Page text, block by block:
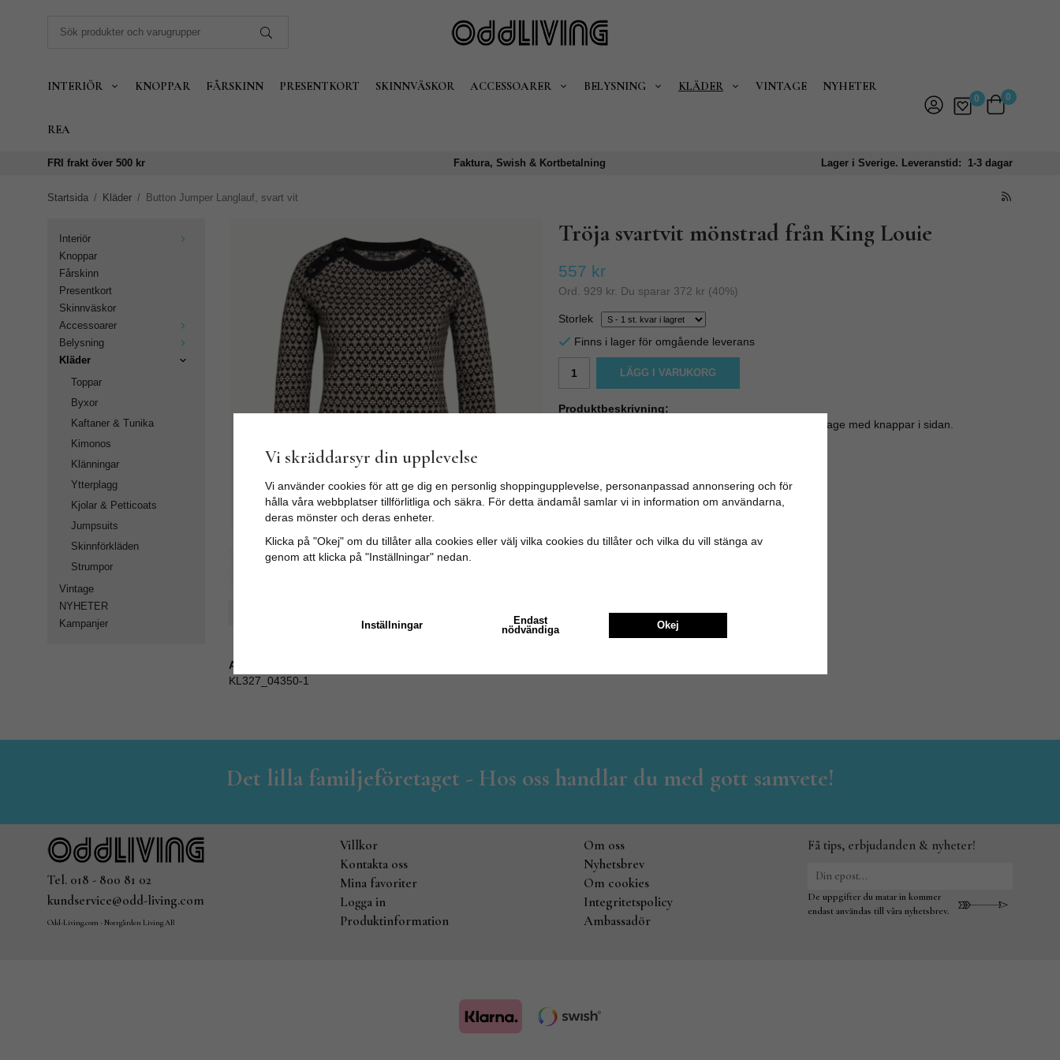
INTERIÖR KNOPPAR FÅRSKINN PRESENTKORT SKINNVÄSKOR ACCESSOARER BELYSNING KLÄDER VINTAGE NYHETER
REA
0 0
FRI frakt över 500 kr Faktura, Swish & Kortbetalning Lager i Sverige. Leveranstid: 1-3 dagar
Startsida / Kläder / Button Jumper Langlauf, svart vit
Interiör
Knoppar
Fårskinn
Presentkort
Skinnväskor
Accessoarer
Belysning
Kläder
Toppar
Byxor
Kaftaner & Tunika
Kimonos
Klänningar
Ytterplagg
Kjolar & Petticoats
Jumpsuits
Skinnförkläden
Strumpor
Vintage
NYHETER
Kampanjer
Tröja svartvit mönstrad från King Louie
557 kr
Ord. 929 kr. Du sparar 372 kr (40%)
Storlek
Finns i lager för omgående leverans
LÄGG I VARUKORG
Produktbeskrivning:
En skön stretchig jumper med rejält tyg. Fin rundad krage med knappar i sidan.
Färg: Svart vit mönstrad
Artikelnummer:
KL327_04350-1
Det lilla familjeföretaget - Hos oss handlar du med gott samvete!
Tel. 018 - 800 81 02
kundservice@odd-living.com
Odd-Living.com - Norrgården Living AB
Villkor
Kontakta oss
Mina favoriter
Logga in
Produktinformation
Om oss
Nyhetsbrev
Om cookies
Integritetspolicy
Ambassadör
Få tips, erbjudanden & nyheter!
De uppgifter du matar in kommer
endast användas till våra nyhetsbrev.
Vi skräddarsyr din upplevelse
Vi använder cookies för att ge dig en personlig shoppingupplevelse, personanpassad annonsering och för
hålla våra webbplatser tillförlitliga och säkra. För detta ändamål samlar vi in information om användarna,
deras mönster och deras enheter.
Klicka på "Okej" om du tillåter alla cookies eller välj vilka cookies du tillåter och vilka du vill stänga av
genom att klicka på "Inställningar" nedan.
Inställningar
Endast
nödvändiga
Okej